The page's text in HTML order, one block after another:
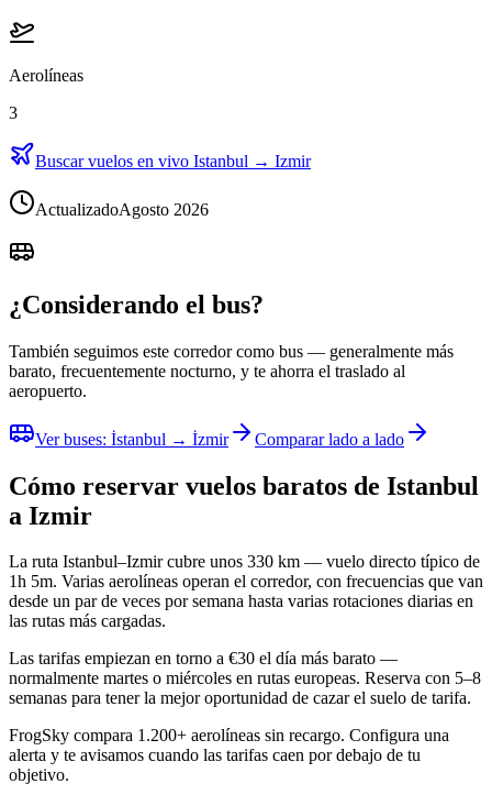
Aerolíneas
3
Buscar vuelos en vivo Istanbul → Izmir
ActualizadoAgosto 2026
¿Considerando el bus?
También seguimos este corredor como bus — generalmente más
barato, frecuentemente nocturno, y te ahorra el traslado al
aeropuerto.
Ver buses: İstanbul → İzmir Comparar lado a lado
Cómo reservar vuelos baratos de Istanbul
a Izmir
La ruta Istanbul–Izmir cubre unos 330 km — vuelo directo típico de
1h 5m. Varias aerolíneas operan el corredor, con frecuencias que van
desde un par de veces por semana hasta varias rotaciones diarias en
las rutas más cargadas.
Las tarifas empiezan en torno a €30 el día más barato —
normalmente martes o miércoles en rutas europeas. Reserva con 5–8
semanas para tener la mejor oportunidad de cazar el suelo de tarifa.
FrogSky compara 1.200+ aerolíneas sin recargo. Configura una
alerta y te avisamos cuando las tarifas caen por debajo de tu
objetivo.